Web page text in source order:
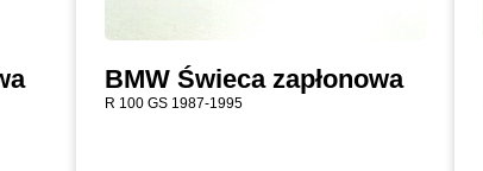
BMW Świeca zapłonowa
R 100 GS 1987-1995